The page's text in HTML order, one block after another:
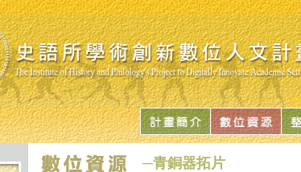
─青銅器拓片